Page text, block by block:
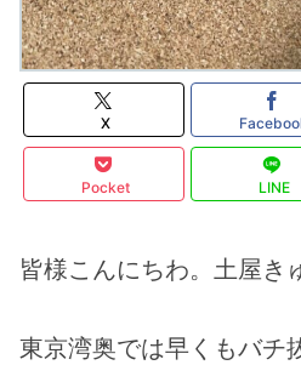
X
Pocket LINE
皆様こんにちわ。土屋き
東京湾奥では早くもバチ